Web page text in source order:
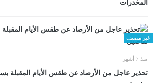
المخدرات
غير مصنف
منذ 7 أشهر
تحذير عاجل من الأرصاد عن طقس الأيام المقبلة